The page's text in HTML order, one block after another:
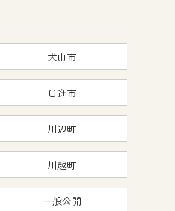
犬山市
日進市
川辺町
川越町
一般公開